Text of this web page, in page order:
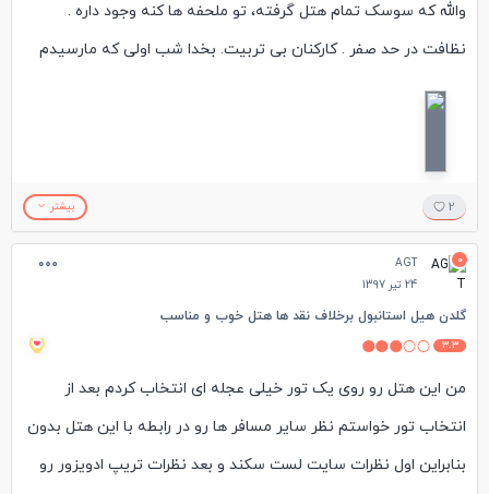
والله که سوسک تمام هتل گرفته، تو ملحفه ها کنه وجود داره .
نظافت در حد صفر . کارکنان بی تربیت. بخدا شب اولی که مارسیدم
اونجا تمیز تر هستن. برای استفاده از استخرشم باید 500 لیر برای 1
ساعت پرداخت کنی
2 بیشتر
0
AGT
24 تیر 1397
گلدن هیل استانبول برخلاف نقد ها هتل خوب و مناسب
3.3
من این هتل رو روی یک تور خیلی عجله ای انتخاب کردم بعد از
انتخاب تور خواستم نظر سایر مسافر ها رو در رابطه با این هتل بدون
بنابراین اول نظرات سایت لست سکند و بعد نظرات تریپ ادویزور رو